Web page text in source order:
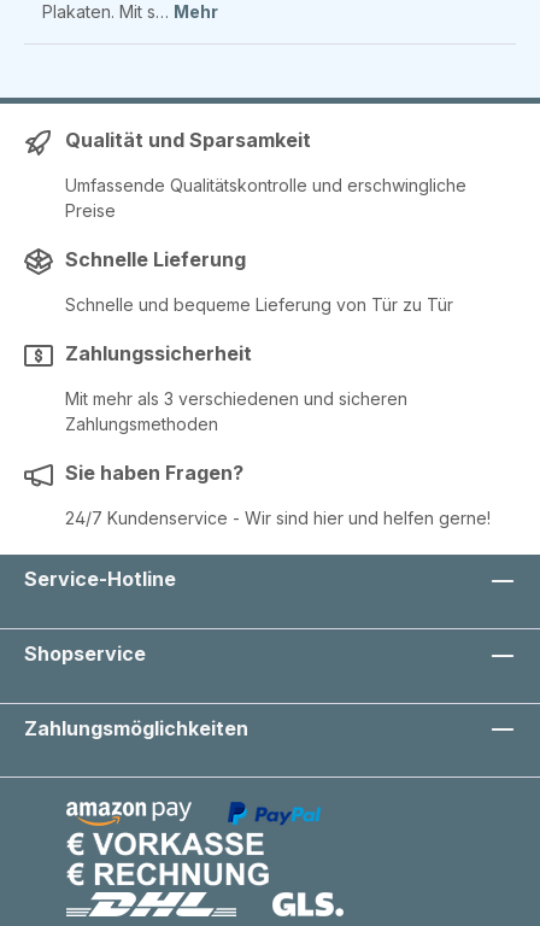
Plakaten. Mit s… Mehr
Qualität und Sparsamkeit
Umfassende Qualitätskontrolle und erschwingliche
Preise
Schnelle Lieferung
Schnelle und bequeme Lieferung von Tür zu Tür
Zahlungssicherheit
Mit mehr als 3 verschiedenen und sicheren
Zahlungsmethoden
Sie haben Fragen?
24/7 Kundenservice - Wir sind hier und helfen gerne!
Service-Hotline
Shopservice
Zahlungsmöglichkeiten